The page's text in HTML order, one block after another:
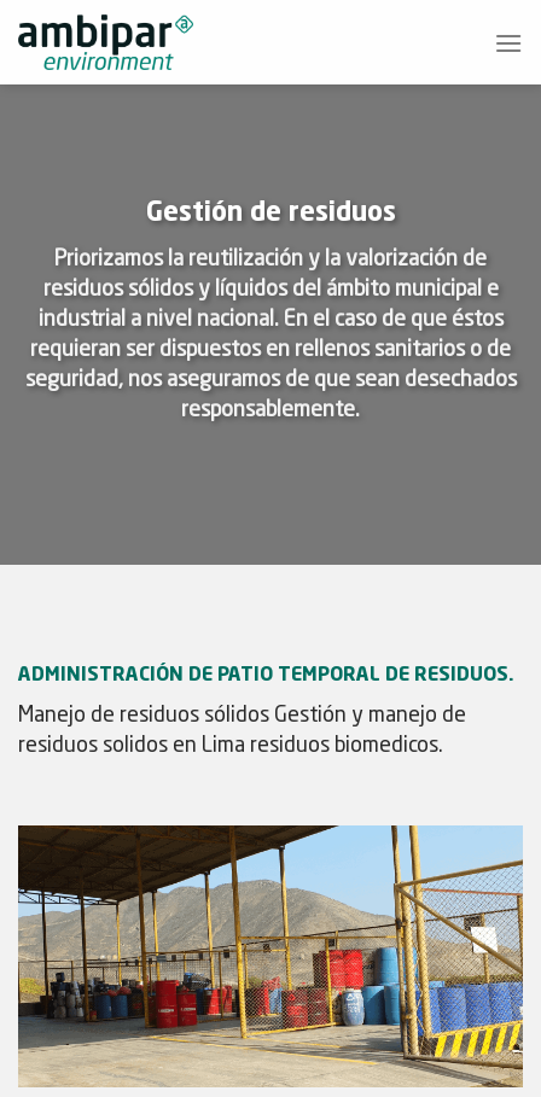
to
content
Gestión de residuos
Priorizamos la reutilización y la valorización de
residuos sólidos y líquidos del ámbito municipal e
industrial a nivel nacional. En el caso de que éstos
requieran ser dispuestos en rellenos sanitarios o de
seguridad, nos aseguramos de que sean desechados
responsablemente.
ADMINISTRACIÓN DE PATIO TEMPORAL DE RESIDUOS.
Manejo de residuos sólidos Gestión y manejo de
residuos solidos en Lima residuos biomedicos.